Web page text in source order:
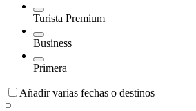
Turista Premium
Business
Primera
Añadir varias fechas o destinos